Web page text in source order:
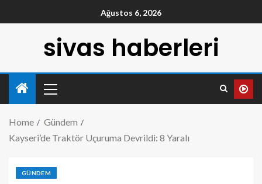
Ağustos 6, 2026
sivas haberleri
Home
Gündem
Kayseri’de Traktör Uçuruma Devrildi: 8 Yaralı
GÜNDEM